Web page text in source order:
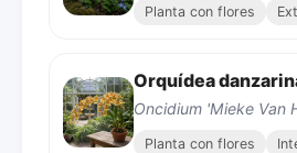
Planta con flores
Orquídea
Oncidium 'Mieke Van
Planta con flores